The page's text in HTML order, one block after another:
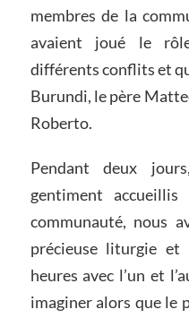
membres de la
avaient joué le
différents conflits et
Burundi, le père
Roberto.
Pendant deux
gentiment
communauté, nous
précieuse liturgie et
heures avec l’un et
imaginer alors que le